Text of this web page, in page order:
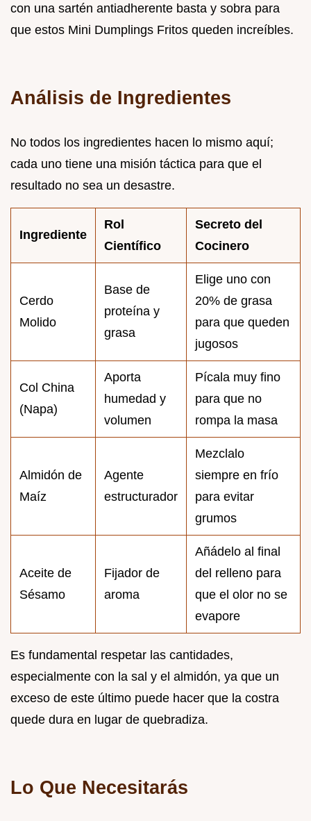
con una sartén antiadherente basta y sobra para
que estos Mini Dumplings Fritos queden increíbles.
Análisis de Ingredientes
No todos los ingredientes hacen lo mismo aquí;
cada uno tiene una misión táctica para que el
resultado no sea un desastre.
Ingrediente
Rol
Científico
Secreto del
Cocinero
Cerdo
Molido
Base de
proteína y
grasa
Elige uno con
20% de grasa
para que queden
jugosos
Col China
(Napa)
Aporta
humedad y
volumen
Pícala muy fino
para que no
rompa la masa
Almidón de
Maíz
Agente
estructurador
Mezclalo
siempre en frío
para evitar
grumos
Aceite de
Sésamo
Fijador de
aroma
Añádelo al final
del relleno para
que el olor no se
evapore
Es fundamental respetar las cantidades,
especialmente con la sal y el almidón, ya que un
exceso de este último puede hacer que la costra
quede dura en lugar de quebradiza.
Lo Que Necesitarás